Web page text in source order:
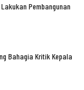
Pembangunan
Bahagia Kritik Kepala